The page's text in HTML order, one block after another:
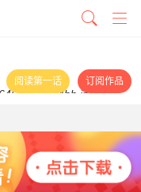
阅读第一话 订阅作品